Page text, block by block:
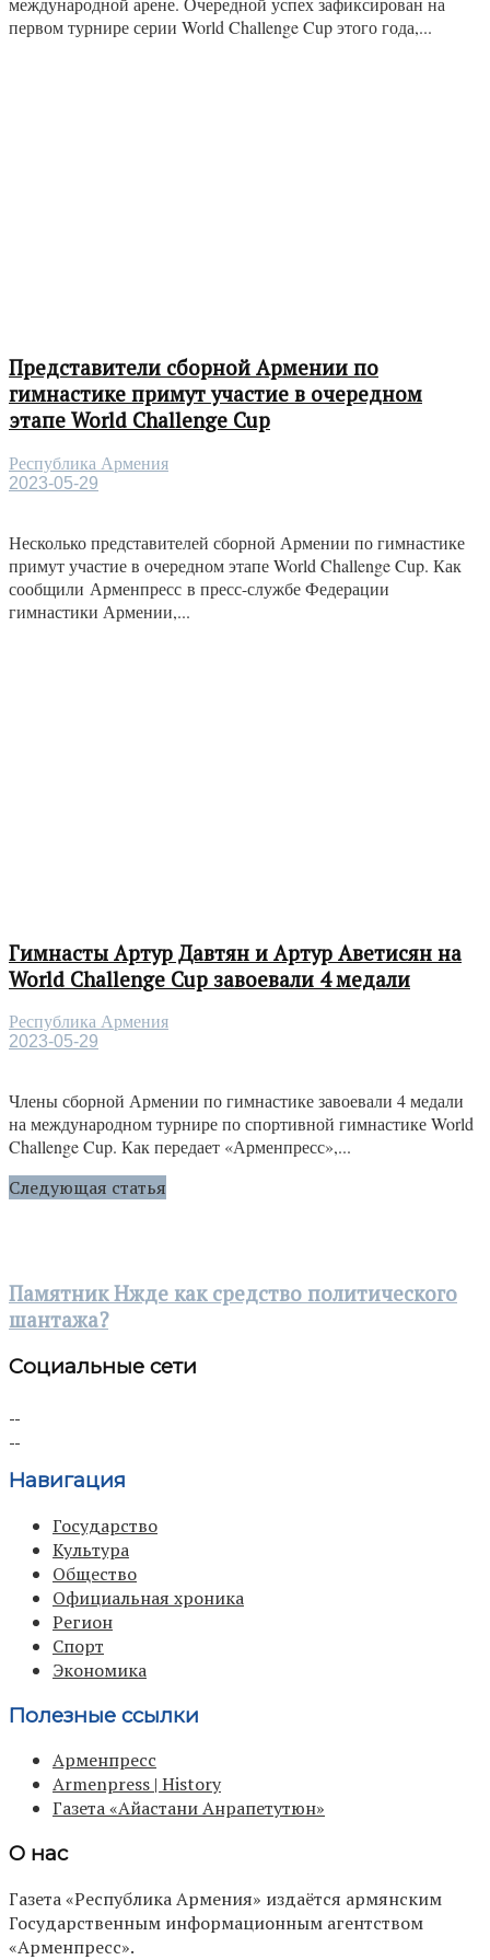
первом турнире серии World Challenge Cup этого года,...
Представители сборной Армении по
гимнастике примут участие в очередном
этапе World Challenge Cup
Республика Армения
2023-05-29
Несколько представителей сборной Армении по гимнастике
примут участие в очередном этапе World Challenge Cup. Как
сообщили Арменпресс в пресс-службе Федерации
гимнастики Армении,...
Гимнасты Артур Давтян и Артур Аветисян на
World Challenge Cup завоевали 4 медали
Республика Армения
2023-05-29
Члены сборной Армении по гимнастике завоевали 4 медали
на международном турнире по спортивной гимнастике World
Challenge Cup. Как передает «Арменпресс»,...
Следующая статья
Памятник Нжде как средство политического
шантажа?
Социальные сети
Навигация
Государство
Культура
Общество
Официальная хроника
Регион
Спорт
Экономика
Полезные ссылки
Арменпресс
Armenpress | History
Газета «Айастани Анрапетутюн»
О нас
Газета «Республика Армения» издаётся армянским
Государственным информационным агентством
«Арменпресс».